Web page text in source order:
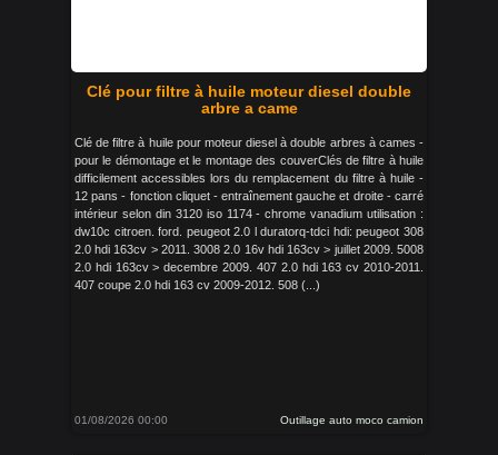
Clé pour filtre à huile moteur diesel double
arbre a came
Clé de filtre à huile pour moteur diesel à double arbres à cames -
pour le démontage et le montage des couverClés de filtre à huile
difficilement accessibles lors du remplacement du filtre à huile -
12 pans - fonction cliquet - entraînement gauche et droite - carré
intérieur selon din 3120 iso 1174 - chrome vanadium utilisation :
dw10c citroen. ford. peugeot 2.0 l duratorq-tdci hdi: peugeot 308
2.0 hdi 163cv > 2011. 3008 2.0 16v hdi 163cv > juillet 2009. 5008
2.0 hdi 163cv > decembre 2009. 407 2.0 hdi 163 cv 2010-2011.
407 coupe 2.0 hdi 163 cv 2009-2012. 508 (...)
01/08/2026 00:00 Outillage auto moco camion